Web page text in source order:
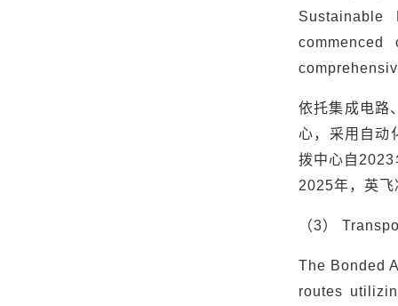
Sustainable
依托集成电路
心，采用自动
拨中心自 2023
2025年，英
（3）
The Bonded
routes